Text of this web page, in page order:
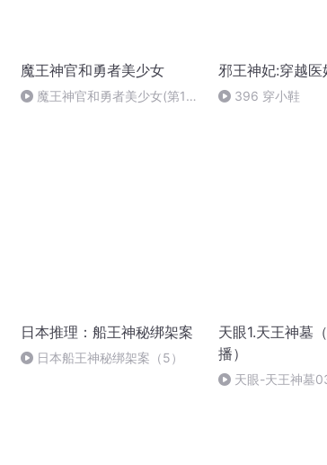
魔王神官和勇者美少女
魔王神官和勇者美少女(第17
邪王神妃:穿越医
396 穿小鞋
日本推理：船王神秘绑架案
日本船王神秘绑架案（5）
天眼1.天王神墓
播）
天眼-天王神墓